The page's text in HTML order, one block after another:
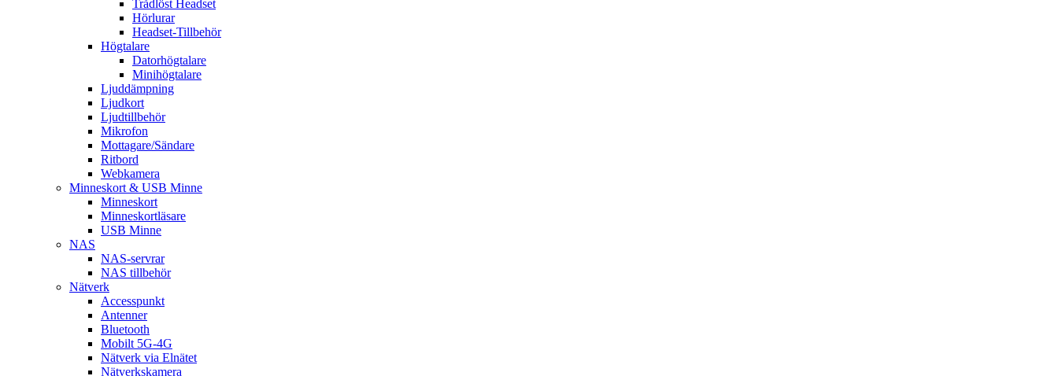
Trådlöst Headset
Hörlurar
Headset-Tillbehör
Högtalare
Datorhögtalare
Minihögtalare
Ljuddämpning
Ljudkort
Ljudtillbehör
Mikrofon
Mottagare/Sändare
Ritbord
Webkamera
Minneskort & USB Minne
Minneskort
Minneskortläsare
USB Minne
NAS
NAS-servrar
NAS tillbehör
Nätverk
Accesspunkt
Antenner
Bluetooth
Mobilt 5G-4G
Nätverk via Elnätet
Nätverkskamera